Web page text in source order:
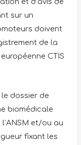
et d’avis de
sur un
doivent
de la
CTIS
dossier de
biomédicale
et/ou au
fixant les